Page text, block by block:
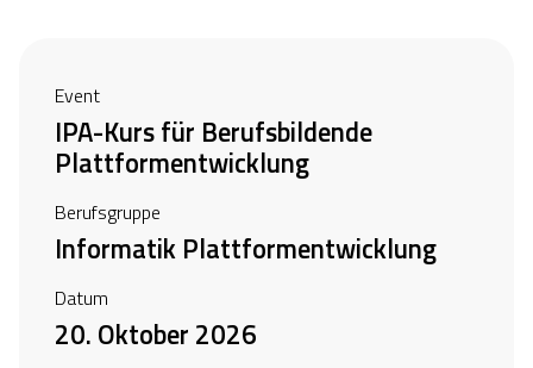
Event
IPA-Kurs für Berufsbildende
Plattformentwicklung
Berufsgruppe
Informatik Plattformentwicklung
Datum
20. Oktober 2026